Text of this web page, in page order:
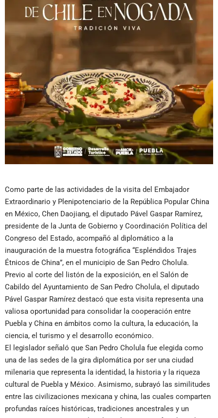
Como parte de las actividades de la visita del Embajador
Extraordinario y Plenipotenciario de la República Popular China
en México, Chen Daojiang, el diputado Pável Gaspar Ramírez,
presidente de la Junta de Gobierno y Coordinación Política del
Congreso del Estado, acompañó al diplomático a la
inauguración de la muestra fotográfica “Espléndidos Trajes
Étnicos de China”, en el municipio de San Pedro Cholula.
Previo al corte del listón de la exposición, en el Salón de
Cabildo del Ayuntamiento de San Pedro Cholula, el diputado
Pável Gaspar Ramírez destacó que esta visita representa una
valiosa oportunidad para consolidar la cooperación entre
Puebla y China en ámbitos como la cultura, la educación, la
ciencia, el turismo y el desarrollo económico.
El legislador señaló que San Pedro Cholula fue elegida como
una de las sedes de la gira diplomática por ser una ciudad
milenaria que representa la identidad, la historia y la riqueza
cultural de Puebla y México. Asimismo, subrayó las similitudes
entre las civilizaciones mexicana y china, las cuales comparten
profundas raíces históricas, tradiciones ancestrales y un